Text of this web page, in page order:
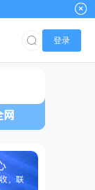
登录
网
，联